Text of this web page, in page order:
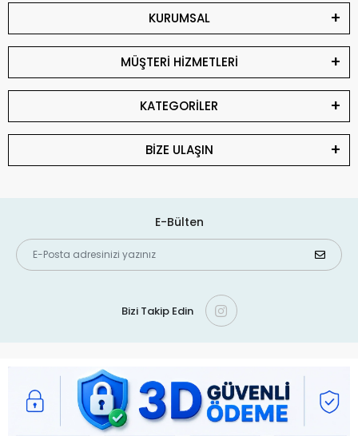
KURUMSAL
MÜŞTERİ HİZMETLERİ
KATEGORİLER
BİZE ULAŞIN
E-Bülten
Bizi Takip Edin